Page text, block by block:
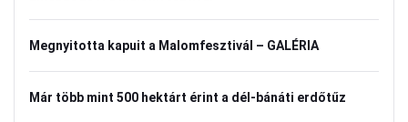
Megnyitotta kapuit a Malomfesztivál – GALÉRIA
Már több mint 500 hektárt érint a dél-bánáti erdőtűz